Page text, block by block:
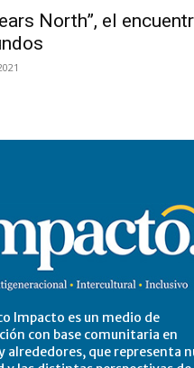
North”, el
Impacto es un medio de
con base comunitaria en
alrededores, que representa